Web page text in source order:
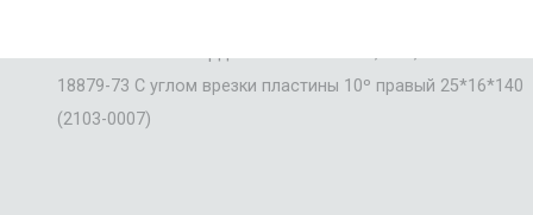
18879-73 С углом врезки пластины 10º правый 25*16*140
(2103-0007)